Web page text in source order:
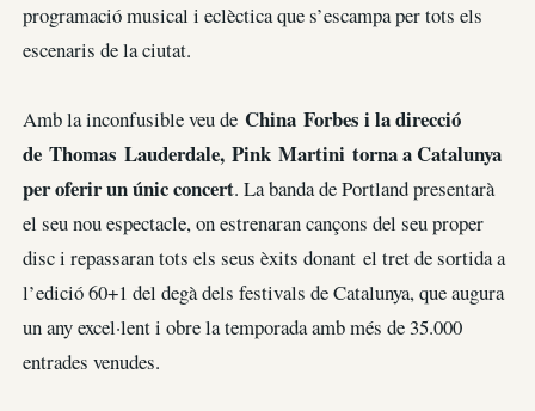
programació musical i eclèctica que s’escampa per tots els
escenaris de la ciutat.
Amb la inconfusible veu de China Forbes i la direcció
de Thomas Lauderdale, Pink Martini torna a Catalunya
per oferir un únic concert. La banda de Portland presentarà
el seu nou espectacle, on estrenaran cançons del seu proper
disc i repassaran tots els seus èxits donant el tret de sortida a
l’edició 60+1 del degà dels festivals de Catalunya, que augura
un any excel·lent i obre la temporada amb més de 35.000
entrades venudes.